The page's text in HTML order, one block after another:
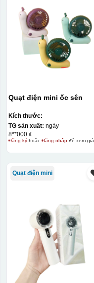
Quạt điện mini ốc sên
Kích thước:
TG sản xuất: ngày
8**000 ₫
Đăng kýhoặc Đăng nhậpđể xem giá
Quạt điện mini